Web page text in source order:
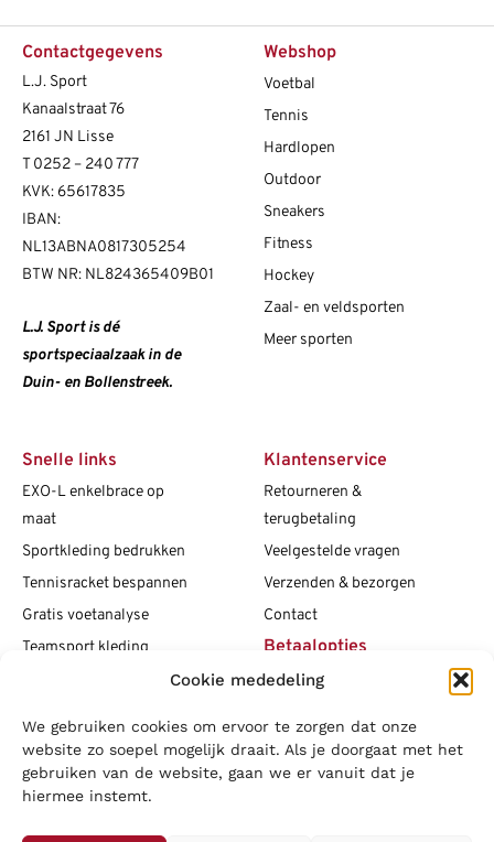
Cookie mededeling
We gebruiken cookies om ervoor te zorgen dat onze
website zo soepel mogelijk draait. Als je doorgaat met het
gebruiken van de website, gaan we er vanuit dat je
hiermee instemt.
Contactgegevens
L.J. Sport
Kanaalstraat 76
2161 JN Lisse
T0252 – 240 777
KVK: 65617835
IBAN:
NL13ABNA0817305254
BTW NR: NL824365409B01
L.J. Sport is dé
sportspeciaalzaak in de
Duin- en Bollenstreek.
Webshop
Voetbal
Tennis
Hardlopen
Outdoor
Sneakers
Fitness
Hockey
Zaal- en veldsporten
Meer sporten
Snelle links
EXO-L enkelbrace op
maat
Sportkleding bedrukken
Tennisracket bespannen
Gratis voetanalyse
Teamsport kleding
Vacatures
Blogs
Klantenservice
Retourneren &
terugbetaling
Veelgestelde vragen
Verzenden & bezorgen
Contact
Betaalopties
Social media